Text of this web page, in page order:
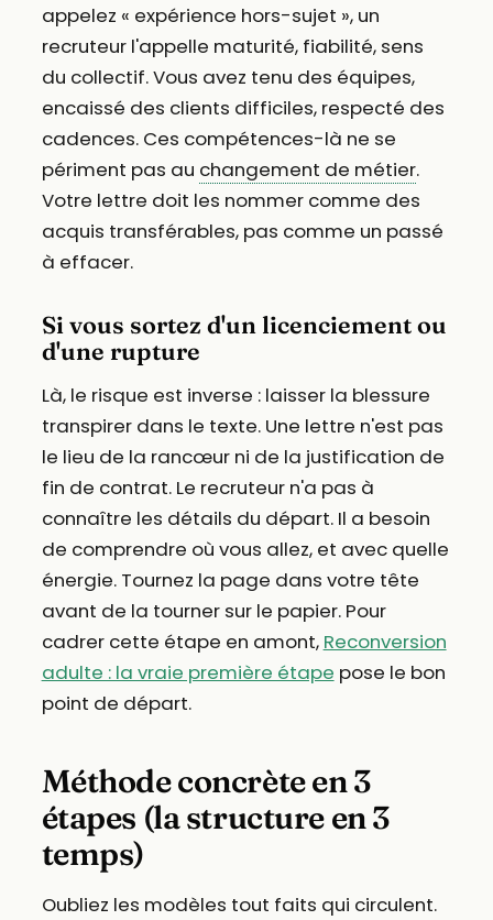
appelez « expérience hors-sujet », un
recruteur l'appelle maturité, fiabilité, sens
du collectif. Vous avez tenu des équipes,
encaissé des clients difficiles, respecté des
cadences. Ces compétences-là ne se
périment pas au changement de métier.
Votre lettre doit les nommer comme des
acquis transférables, pas comme un passé
à effacer.
Si vous sortez d'un licenciement ou
d'une rupture
Là, le risque est inverse : laisser la blessure
transpirer dans le texte. Une lettre n'est pas
le lieu de la rancœur ni de la justification de
fin de contrat. Le recruteur n'a pas à
connaître les détails du départ. Il a besoin
de comprendre où vous allez, et avec quelle
énergie. Tournez la page dans votre tête
avant de la tourner sur le papier. Pour
cadrer cette étape en amont, Reconversion
adulte : la vraie première étape pose le bon
point de départ.
Méthode concrète en 3
étapes (la structure en 3
temps)
Oubliez les modèles tout faits qui circulent.